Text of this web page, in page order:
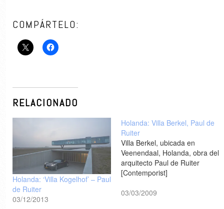
COMPÁRTELO:
RELACIONADO
Holanda: ‘Villa Kogelhof’ – Paul
de Ruiter
03/12/2013
Holanda: Villa Berkel, Paul de
Ruiter
Villa Berkel, ubicada en
Veenendaal, Holanda, obra del
arquitecto Paul de Ruiter
[Contemporist]
03/03/2009